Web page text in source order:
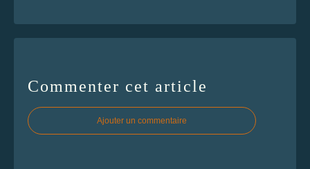
Commenter cet article
Ajouter un commentaire